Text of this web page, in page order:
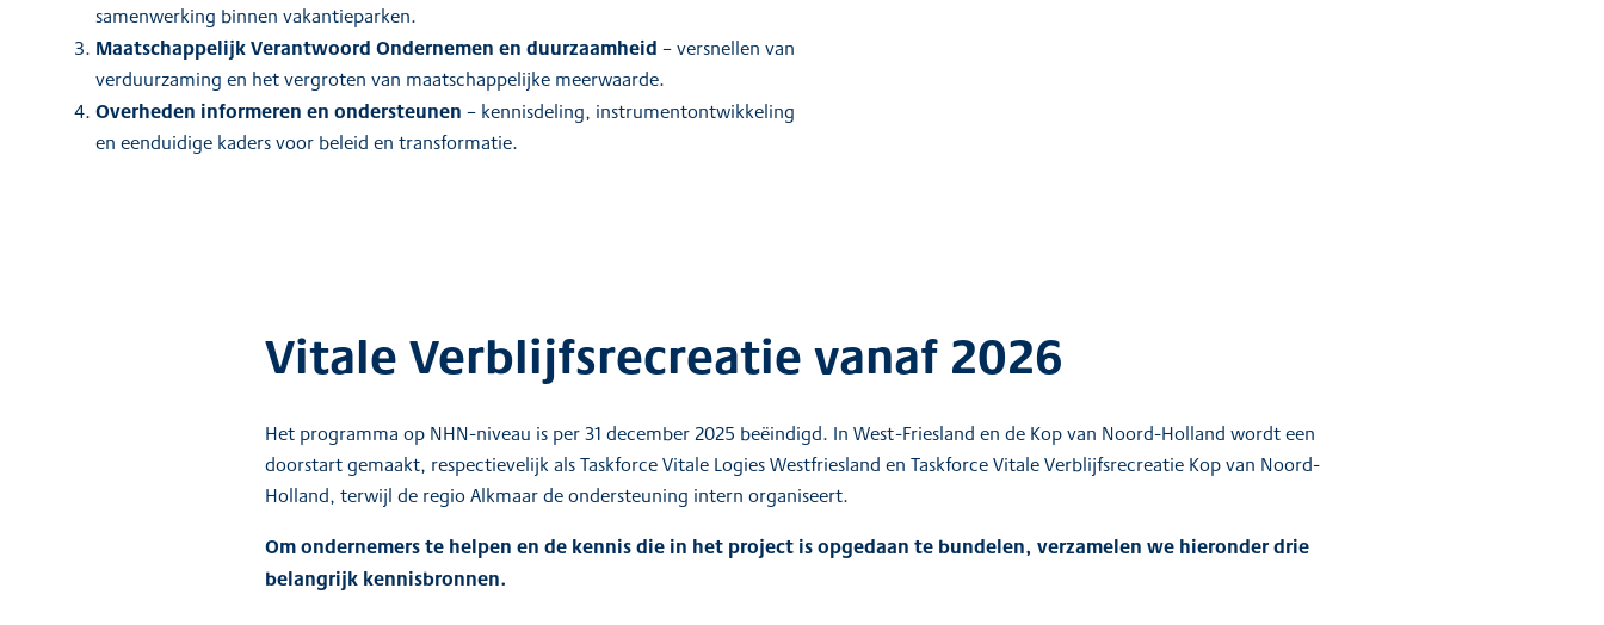
samenwerking binnen vakantieparken.
Maatschappelijk Verantwoord Ondernemen en duurzaamheid – versnellen van
verduurzaming en het vergroten van maatschappelijke meerwaarde.
Overheden informeren en ondersteunen – kennisdeling, instrumentontwikkeling
en eenduidige kaders voor beleid en transformatie.
Vitale Verblijfsrecreatie vanaf 2026
Het programma op NHN-niveau is per 31 december 2025 beëindigd. In West-Friesland en de Kop van Noord-Holland wordt een
doorstart gemaakt, respectievelijk als Taskforce Vitale Logies Westfriesland en Taskforce Vitale Verblijfsrecreatie Kop van Noord-
Holland, terwijl de regio Alkmaar de ondersteuning intern organiseert.
Om ondernemers te helpen en de kennis die in het project is opgedaan te bundelen, verzamelen we hieronder drie
belangrijk kennisbronnen.